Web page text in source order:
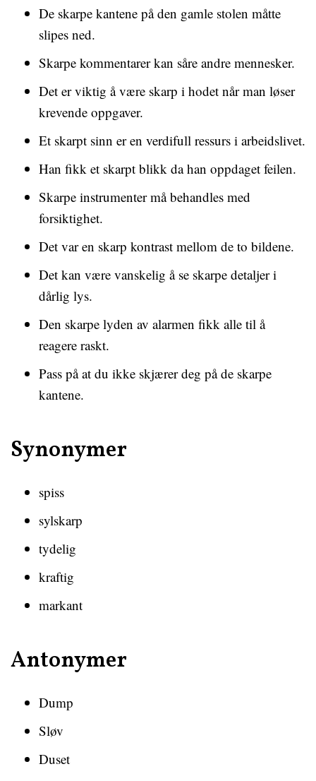
De skarpe kantene på den gamle stolen måtte
slipes ned.
Skarpe kommentarer kan såre andre mennesker.
Det er viktig å være skarp i hodet når man løser
krevende oppgaver.
Et skarpt sinn er en verdifull ressurs i arbeidslivet.
Han fikk et skarpt blikk da han oppdaget feilen.
Skarpe instrumenter må behandles med
forsiktighet.
Det var en skarp kontrast mellom de to bildene.
Det kan være vanskelig å se skarpe detaljer i
dårlig lys.
Den skarpe lyden av alarmen fikk alle til å
reagere raskt.
Pass på at du ikke skjærer deg på de skarpe
kantene.
Synonymer
spiss
sylskarp
tydelig
kraftig
markant
Antonymer
Dump
Sløv
Duset